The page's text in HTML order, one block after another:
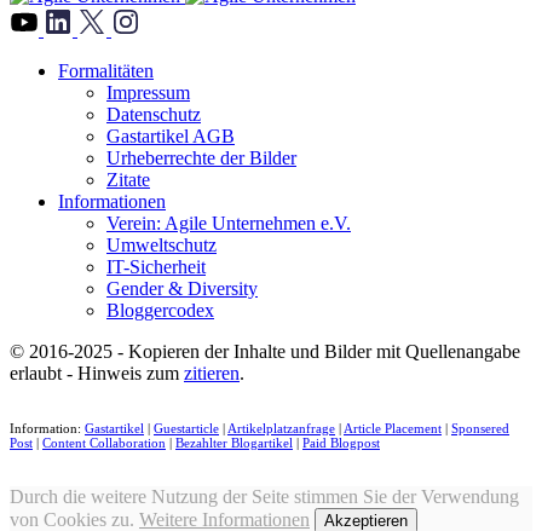
Formalitäten
Impressum
Datenschutz
Gastartikel AGB
Urheberrechte der Bilder
Zitate
Informationen
Verein: Agile Unternehmen e.V.
Umweltschutz
IT-Sicherheit
Gender & Diversity
Bloggercodex
© 2016-2025 - Kopieren der Inhalte und Bilder mit Quellenangabe
erlaubt - Hinweis zum zitieren.
Information: Gastartikel | Guestarticle | Artikelplatzanfrage | Article Placement | Sponsered
Post | Content Collaboration | Bezahlter Blogartikel | Paid Blogpost
Durch die weitere Nutzung der Seite stimmen Sie der Verwendung
von Cookies zu. Weitere Informationen Akzeptieren